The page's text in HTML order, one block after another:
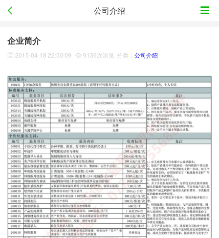
公司介绍
企业简介
2015-04-18 22:50:09 9136次浏览 分类： 公司介绍